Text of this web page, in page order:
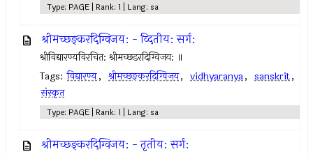
Type: PAGE | Rank: 1 | Lang: sa
श्रीमच्छङ्करदिग्विजय: - व्दितीय: सर्ग:
श्रीविद्यारण्यविरचित: श्रीमच्छडरदिग्विजय: ॥
Tags: विद्यारण्य, श्रीमच्छङ्करदिग्विजय, vidhyaranya, sanskrit,
संस्कृत
Type: PAGE | Rank: 1 | Lang: sa
श्रीमच्छङ्करदिग्विजय: - तृतीय: सर्ग: